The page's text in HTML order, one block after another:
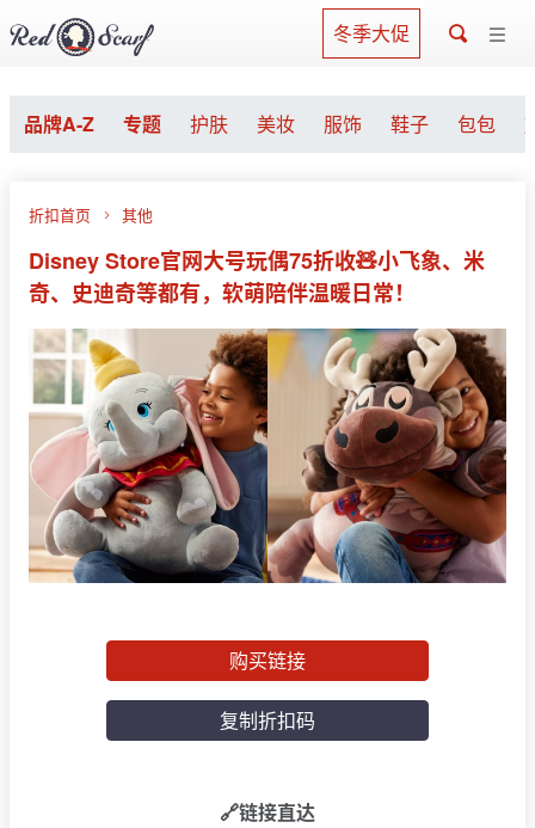
冬季大促
品牌A-Z 专题 护肤 美妆 服饰 鞋子 包包
折扣首页 其他
Disney Store官网大号玩偶75折收🧸小飞象、米
奇、史迪奇等都有，软萌陪伴温暖日常！
购买链接
复制折扣码
🔗链接直达